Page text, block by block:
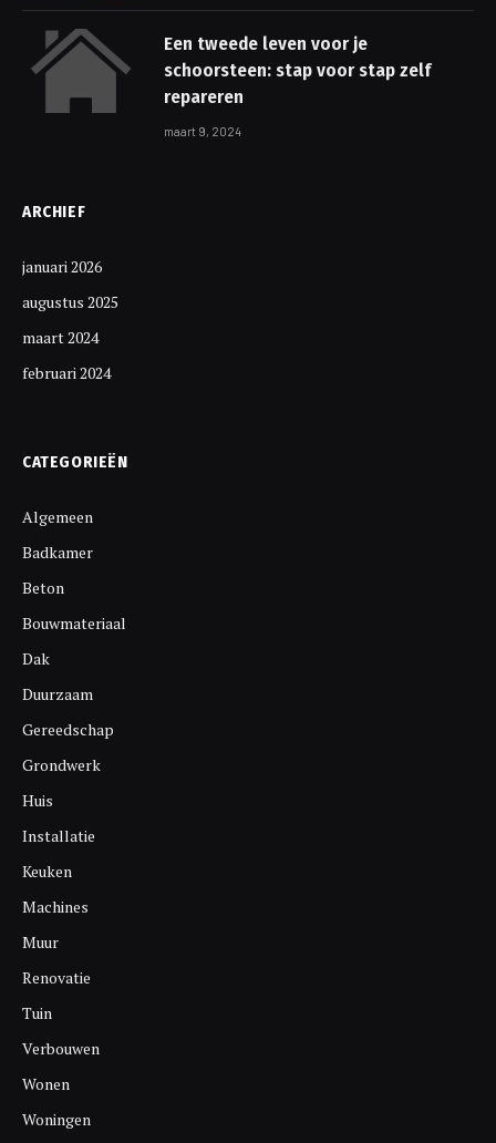
Een tweede leven voor je
schoorsteen: stap voor stap zelf
repareren
maart 9, 2024
ARCHIEF
januari 2026
augustus 2025
maart 2024
februari 2024
CATEGORIEËN
Algemeen
Badkamer
Beton
Bouwmateriaal
Dak
Duurzaam
Gereedschap
Grondwerk
Huis
Installatie
Keuken
Machines
Muur
Renovatie
Tuin
Verbouwen
Wonen
Woningen